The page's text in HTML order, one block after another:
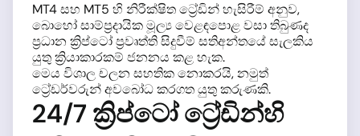
MT4 සහ MT5 හි නිරීක්ෂිත ට්‍රේඩින් හැසිරීම් අනුව,
බොහෝ සාම්ප්‍රදායික මූල්‍ය වෙළඳපොළ වසා තිබුණද
ප්‍රධාන ක්‍රිප්ටෝ ප්‍රවෘත්ති සිදුවීම් සතිඅන්තයේ සැලකිය
යුතු ක්‍රියාකාරකම් ජනනය කළ හැක.
මෙය විශාල චලන සහතික නොකරයි, නමුත්
ට්‍රේඩර්වරුන් අවබෝධ කරගත යුතු කරුණකි.
24/7 ක්‍රිප්ටෝ ට්‍රේඩින්හි